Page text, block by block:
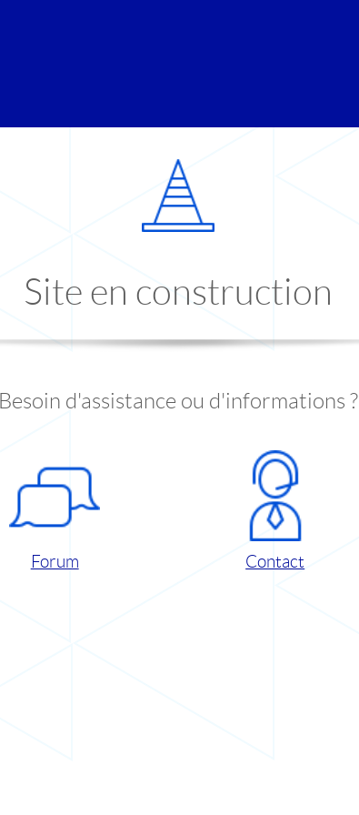
Site en construction
Besoin d'assistance ou d'informations ?
Forum Contact